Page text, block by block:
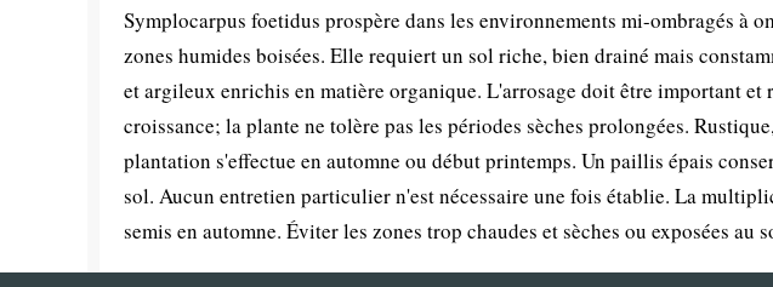
Symplocarpus foetidus prospère dans les environnements mi-ombragés à
zones humides boisées. Elle requiert un sol riche, bien drainé mais
et argileux enrichis en matière organique. L'arrosage doit être important
croissance; la plante ne tolère pas les périodes sèches prolongées.
plantation s'effectue en automne ou début printemps. Un paillis épais
sol. Aucun entretien particulier n'est nécessaire une fois établie. La
semis en automne. Éviter les zones trop chaudes et sèches ou exposées au